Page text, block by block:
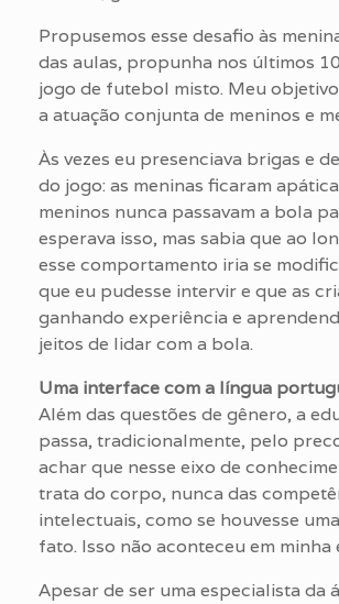
Propusemos esse desafio às
das aulas, propunha nos últimos
jogo de futebol misto. Meu
a atuação conjunta de meninos e
Às vezes eu presenciava brigas e
do jogo: as meninas ficaram
meninos nunca passavam a bola
esperava isso, mas sabia que ao
esse comportamento iria se
que eu pudesse intervir e que as
ganhando experiência e
jeitos de lidar com a bola.
Uma interface com a língua
Além das questões de gênero, a
passa, tradicionalmente, pelo
achar que nesse eixo de
trata do corpo, nunca das
intelectuais, como se houvesse
fato. Isso não aconteceu em minha
Apesar de ser uma especialista da